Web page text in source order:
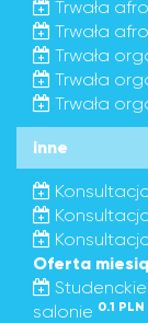
Trwała
Trwała
Trwała
Trwała
Trwała
Inne
Oferta
Studenckie
salonie 0.1 PLN